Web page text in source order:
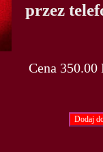
przez
Cena 350.00